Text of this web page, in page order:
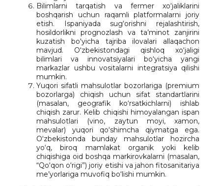
Bilimlarni tarqatish va fermer xo‘jaliklarini
boshqarish uchun raqamli platformalarni joriy
etish. Ispaniyada sug‘orishni rejalashtirish,
hosildorlikni prognozlash va ta’minot zanjirini
kuzatish bo‘yicha tajriba ilovalari allaqachon
mavjud. O‘zbekistondagi qishloq xo‘jaligi
bilimlari va innovatsiyalari bo‘yicha yangi
markazlar ushbu vositalarni integratsiya qilishi
mumkin.
Yuqori sifatli mahsulotlar bozorlariga (premium
bozorlarga) chiqish uchun sifat standartlarini
(masalan, geografik ko‘rsatkichlarni) ishlab
chiqish zarur. Kelib chiqishi himoyalangan ispan
mahsulotlari (vino, zaytun moyi, xamon,
mevalar) yuqori qo‘shimcha qiymatga ega.
O‘zbekistonda bunday mahsulotlar hozircha
yo‘q, biroq mamlakat organik yoki kelib
chiqishiga oid boshqa markirovkalarni (masalan,
“Qo‘qon o‘rigi”) joriy etishi va jahon fitosanitariya
me’yorlariga muvofiq bo‘lishi mumkin.